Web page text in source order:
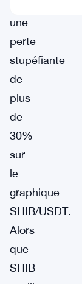
une
perte
stupéfiante
de
plus
de
30%
sur
le
graphique
SHIB/USDT.
Alors
que
SHIB